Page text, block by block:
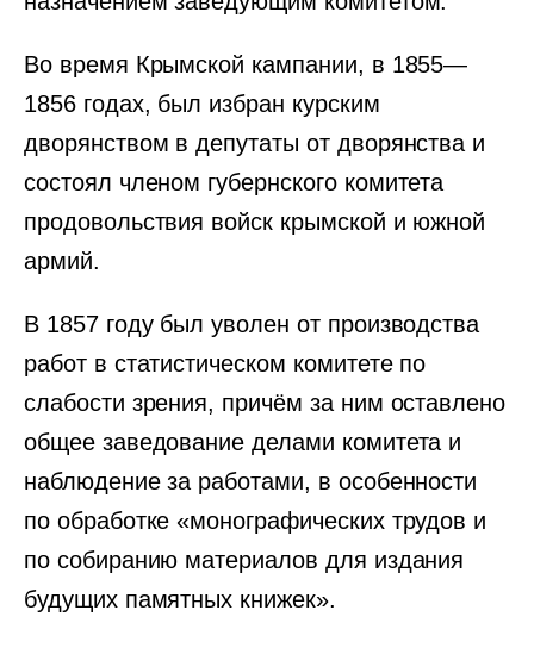
Во время Крымской кампании, в 1855—
1856 годах, был избран курским
дворянством в депутаты от дворянства и
состоял членом губернского комитета
продовольствия войск крымской и южной
армий.
В 1857 году был уволен от производства
работ в статистическом комитете по
слабости зрения, причём за ним оставлено
общее заведование делами комитета и
наблюдение за работами, в особенности
по обработке «монографических трудов и
по собиранию материалов для издания
будущих памятных книжек».